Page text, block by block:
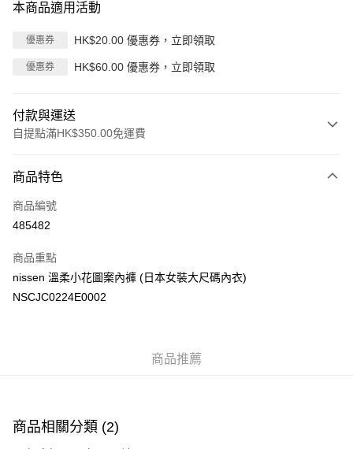
本商品適用活動
優惠券 HK$20.00 優惠券，立即領取
優惠券 HK$60.00 優惠券，立即領取
付款與運送
自提點滿HK$350.00免運費
信用卡
Apple Pay
PayMe
WeChat Pay
付款後順豐站及營業點
每筆HK$40.00，滿HK$350.00或以上免運費
商品特色
商品編號
485482
商品重點
nissen 溫柔小花圖案內褲 (日本女裝大尺碼內衣)
NSCJC0224E0002
商品推薦
商品相關分類 (2)